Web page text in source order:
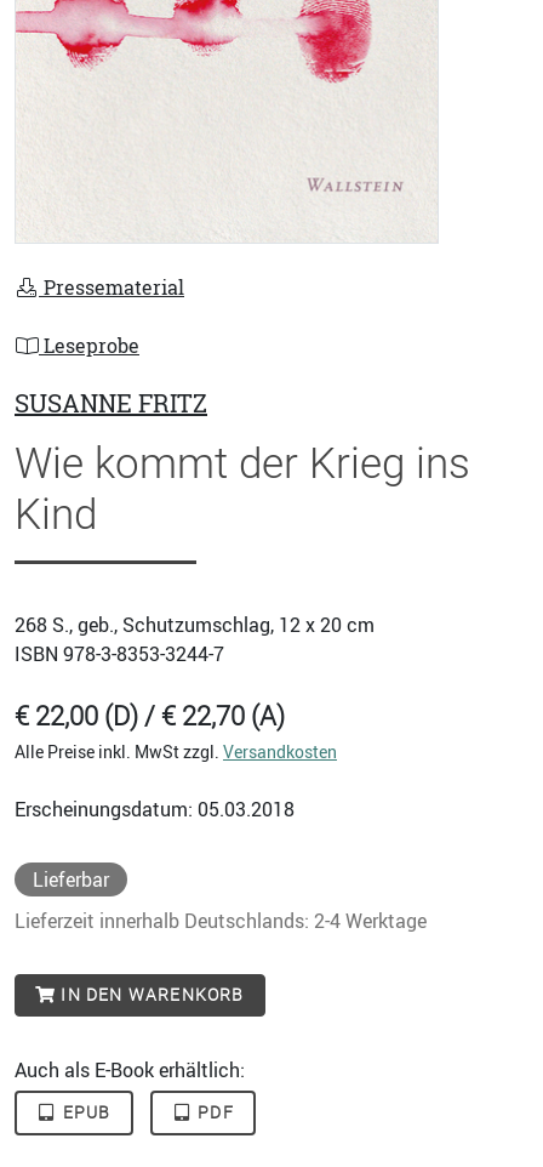
Pressematerial
Leseprobe
SUSANNE FRITZ
Wie kommt der Krieg ins
Kind
268 S., geb., Schutzumschlag, 12 x 20 cm
ISBN 978-3-8353-3244-7
€ 22,00 (D) / € 22,70 (A)
Alle Preise inkl. MwSt zzgl. Versandkosten
Erscheinungsdatum: 05.03.2018
Lieferbar
Lieferzeit innerhalb Deutschlands: 2-4 Werktage
IN DEN WARENKORB
Auch als E-Book erhältlich:
EPUB PDF